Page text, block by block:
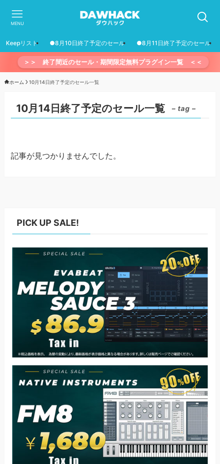
MENU
Keepリスト ●8月10日終了予定のセール ●8月11日終了予定のセール
＞＞ 終了間近のセール・期間限定無料プラグイン一覧 ＜＜
ホーム 10月14日終了予定のセール一覧
10月14日終了予定のセール一覧 – tag –
記事が見つかりませんでした。
PICK UP SALE!